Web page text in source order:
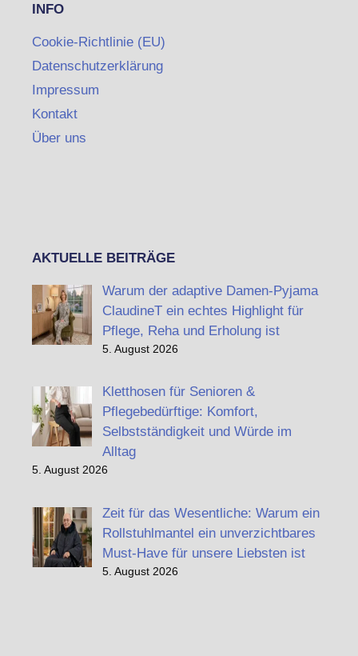
INFO
Cookie-Richtlinie (EU)
Datenschutzerklärung
Impressum
Kontakt
Über uns
AKTUELLE BEITRÄGE
Warum der adaptive Damen-Pyjama
ClaudineT ein echtes Highlight für
Pflege, Reha und Erholung ist
5. August 2026
Kletthosen für Senioren &
Pflegebedürftige: Komfort,
Selbstständigkeit und Würde im
Alltag
5. August 2026
Zeit für das Wesentliche: Warum ein
Rollstuhlmantel ein unverzichtbares
Must-Have für unsere Liebsten ist
5. August 2026